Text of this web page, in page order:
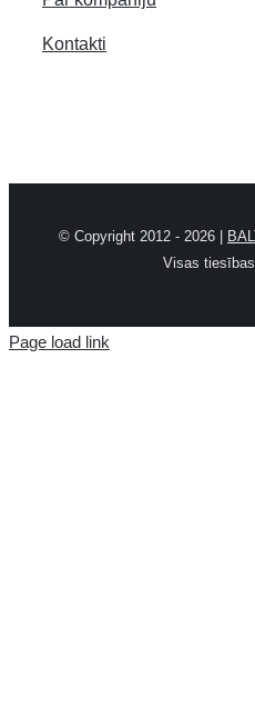
Kontakti
© Copyright 2012 - 2026 |
Visas
Page load link